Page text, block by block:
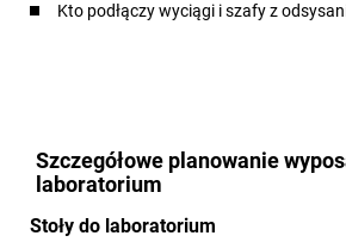
Kto podłączy wyciągi i szafy z
Szczegółowe planowanie
laboratorium
Stoły do laboratorium